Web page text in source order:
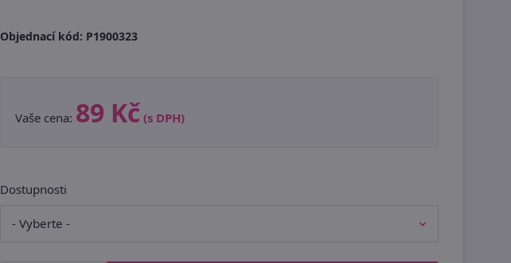
Objednací kód: P1900323
Vaše cena: 89 Kč (s DPH)
Dostupnosti